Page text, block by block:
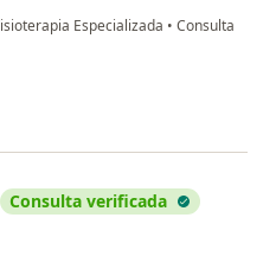
Especializada • Consulta
Consulta verificada